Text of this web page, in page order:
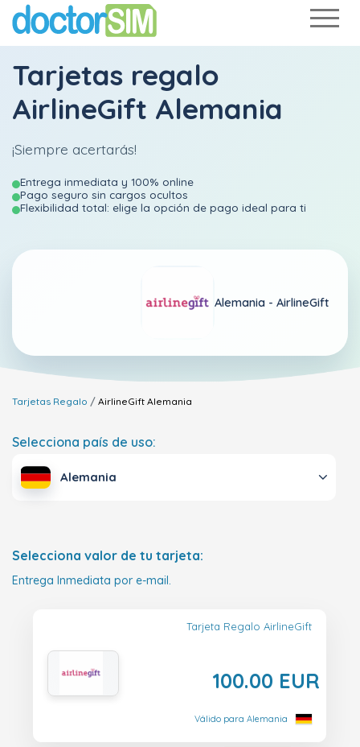
Tarjetas regalo
AirlineGift Alemania
¡Siempre acertarás!
Entrega inmediata y 100% online
Pago seguro sin cargos ocultos
Flexibilidad total: elige la opción de pago ideal para ti
Alemania - AirlineGift
Tarjetas Regalo AirlineGift Alemania
Selecciona país de uso:
Alemania
Selecciona valor de tu tarjeta:
Entrega Inmediata por e-mail.
Tarjeta Regalo AirlineGift
100.00 EUR
Válido para Alemania